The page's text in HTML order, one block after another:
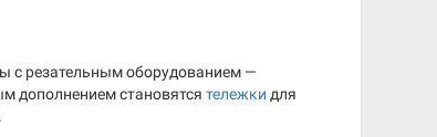
с резательным оборудованием —
дополнением становятся тележки для